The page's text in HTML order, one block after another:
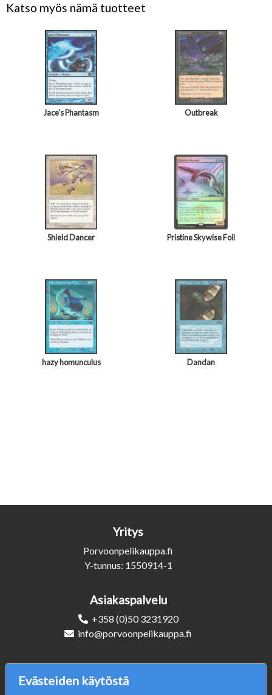
Katso myös nämä tuotteet
Jace's Phantasm Outbreak
Shield Dancer Pristine Skywise Foil
hazy homunculus Dandan
Yritys
Porvoonpelikauppa.fi
Y-tunnus: 1550914-1
Asiakaspalvelu
+358 (0)50 3231920
info@porvoonpelikauppa.fi
Seuraa Meitä
Evästeiden käytöstä